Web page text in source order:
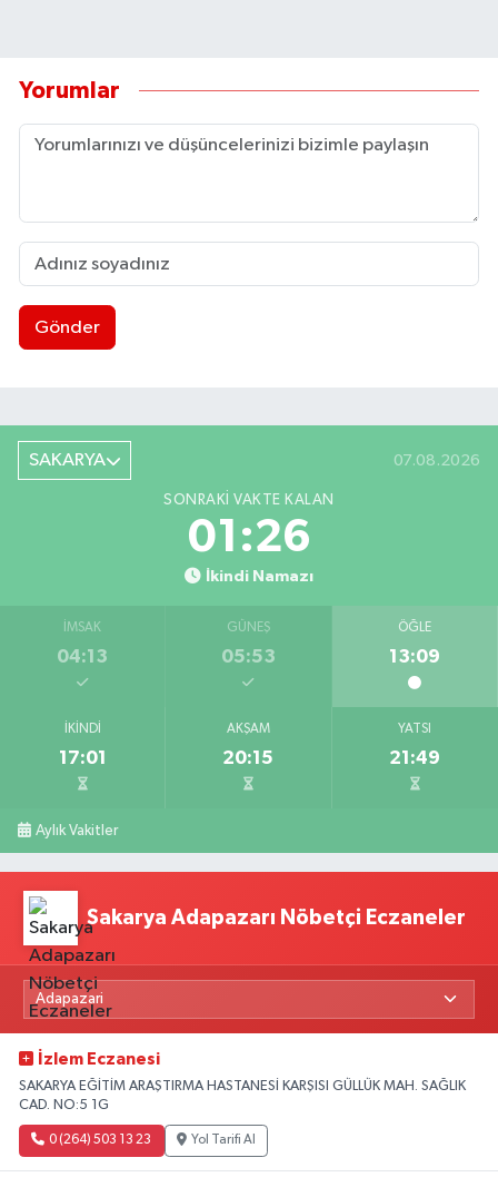
Yorumlar
Gönder
SAKARYA 07.08.2026
SONRAKI VAKTE KALAN
01:25
İkindi Namazı
İMSAK
04:13
GÜNEŞ
05:53
ÖĞLE
13:09
İKINDI
17:01
AKŞAM
20:15
YATSI
21:49
Aylık Vakitler
Sakarya Adapazarı Nöbetçi Eczaneler
İzlem Eczanesi
SAKARYA EĞİTİM ARAŞTIRMA HASTANESİ KARŞISI GÜLLÜK MAH. SAĞLIK
CAD. NO:5 1G
0 (264) 503 13 23 Yol Tarifi Al